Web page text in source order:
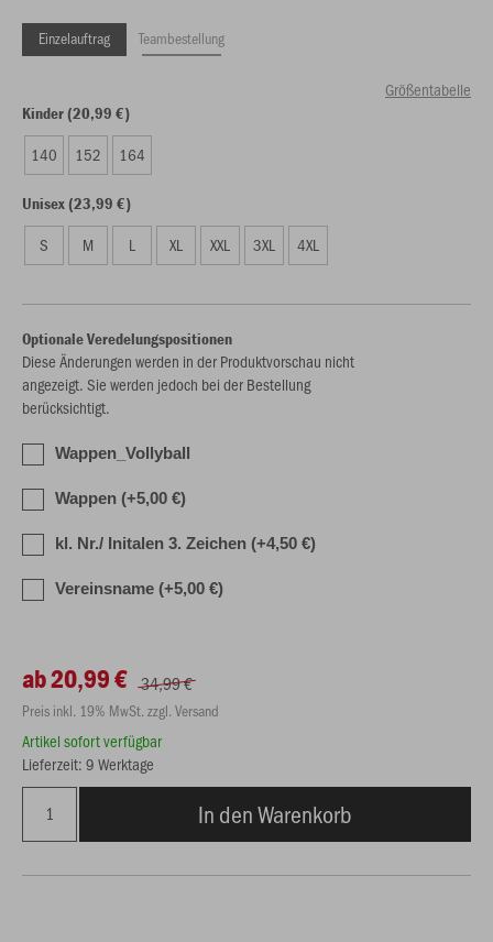
Einzelauftrag Teambestellung
Größentabelle
Kinder (20,99 €)
140 152 164
Unisex (23,99 €)
S M L XL XXL 3XL 4XL
Optionale Veredelungspositionen
Diese Änderungen werden in der Produktvorschau nicht
angezeigt. Sie werden jedoch bei der Bestellung
berücksichtigt.
Wappen_Vollyball
Wappen (+5,00 €)
kl. Nr./ Initalen 3. Zeichen (+4,50 €)
Vereinsname (+5,00 €)
ab 20,99 € 34,99 €
Preis inkl. 19% MwSt. zzgl. Versand
Artikel sofort verfügbar
Lieferzeit: 9 Werktage
In den Warenkorb